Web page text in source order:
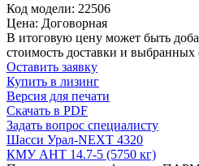
Код модели: 22506
Цена: Договорная
В итоговую цену может быть
стоимость доставки и
Оставить заявку
Купить в лизинг
Версия для печати
Скачать в PDF
Задать вопрос специалисту
Шасси Урал-NEXT 4320
КМУ АНТ 14.7-5 (5750 кг)